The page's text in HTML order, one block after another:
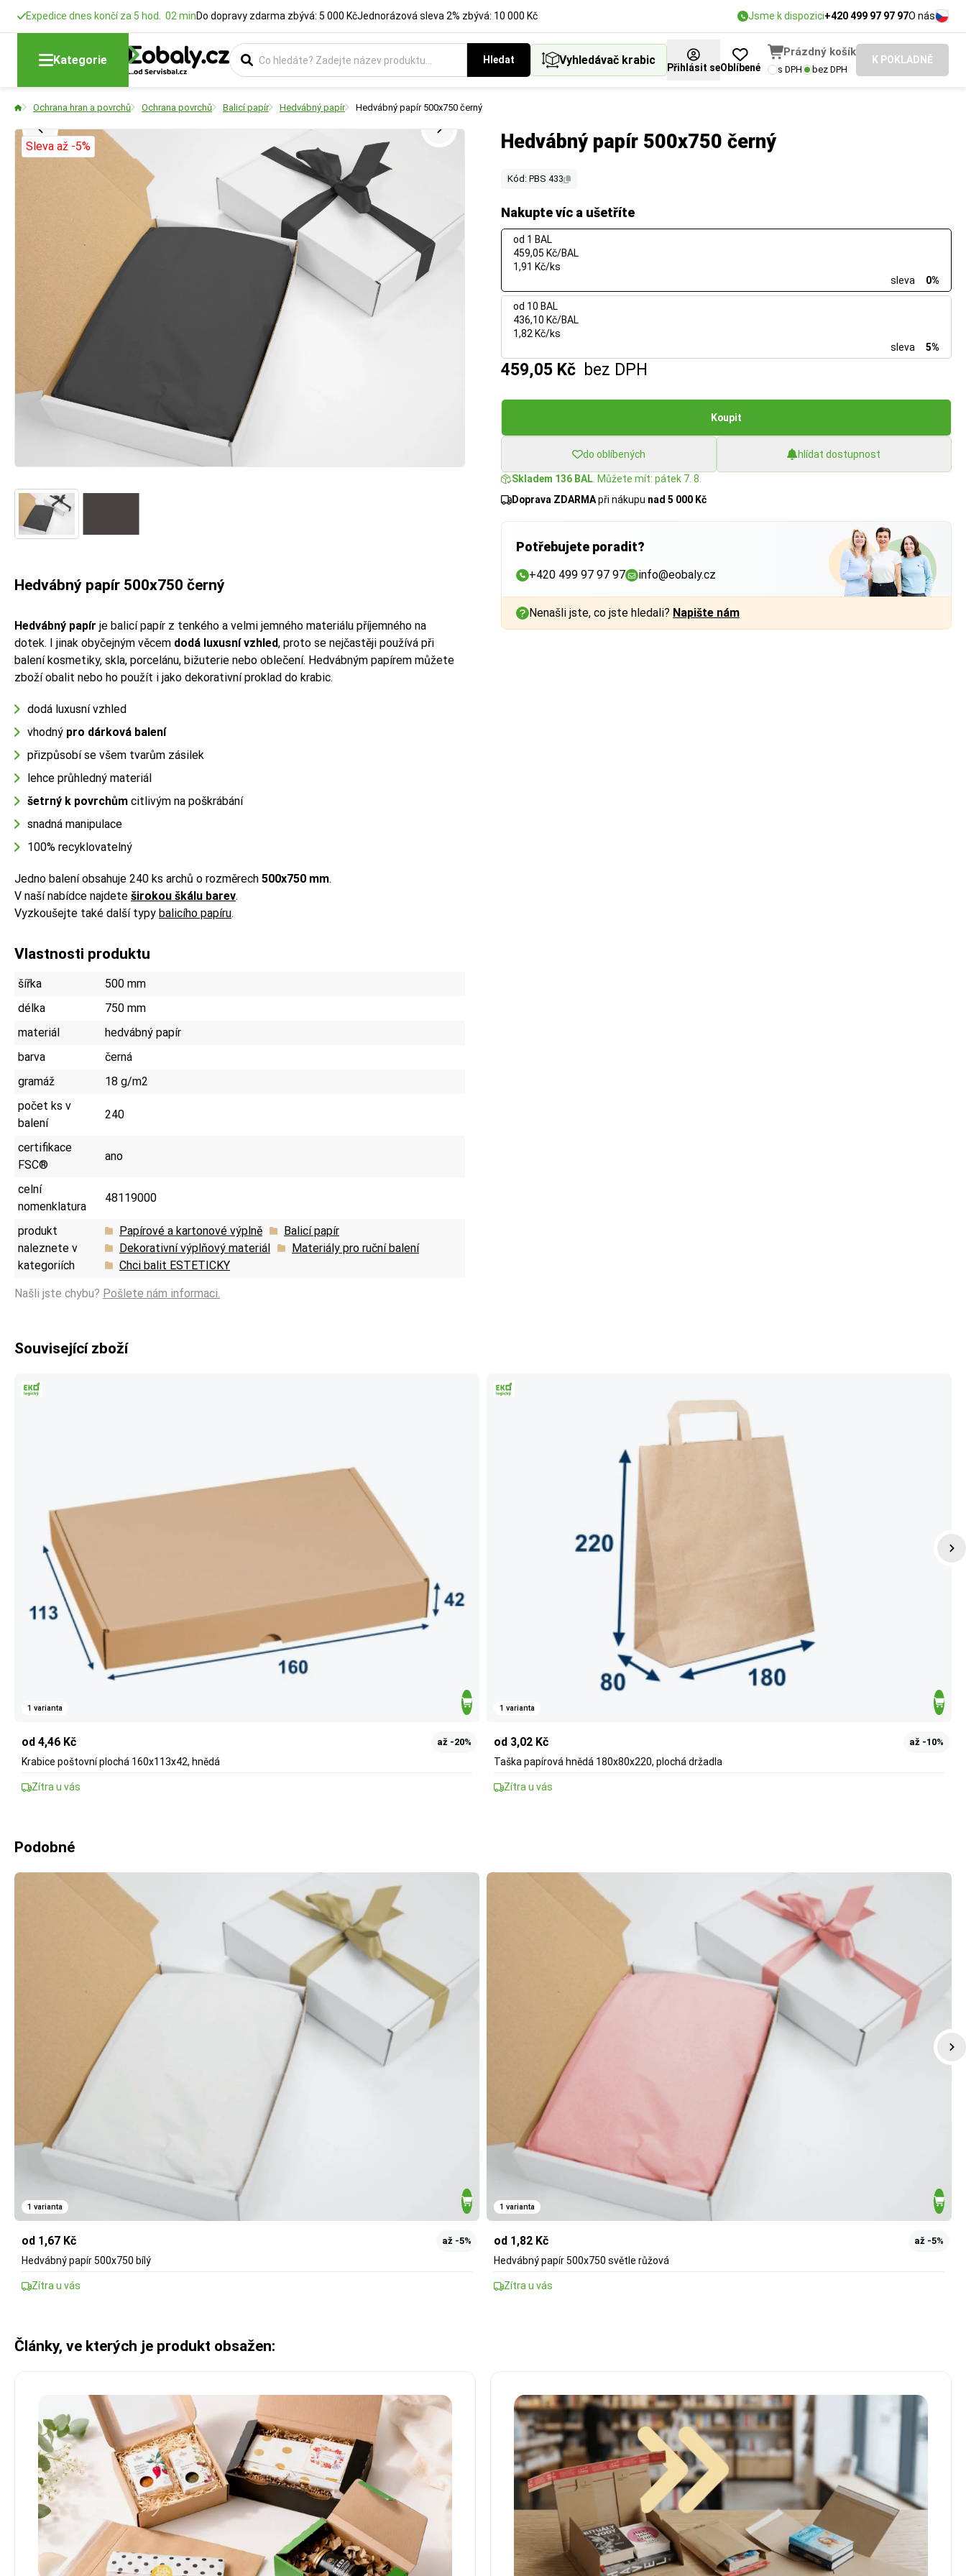
Expedice dnes končí za 5 hod. 02 minDo dopravy zdarma zbývá: 5 000 KčJednorázová sleva 2% zbývá: 10 000 Kč Jsme k dispozici+420 499 97 97 97O nás
Kategorie Hledat Vyhledávač krabic
Přihlásit seOblíbené
Prázdný košík
s DPH bez DPH
K POKLADNĚ
Ochrana hran a povrchů Ochrana povrchů Balicí papír Hedvábný papír Hedvábný papír 500x750 černý
Hedvábný papír 500x750 černý
Kód: PBS 433
Nakupte víc a ušetříte
od 1 BAL
459,05 Kč/BAL
1,91 Kč/ks
sleva
0%
od 10 BAL
436,10 Kč/BAL
1,82 Kč/ks
sleva
5%
459,05 Kč bez DPH
Koupit
do oblíbených hlídat dostupnost
Skladem 136 BAL . Můžete mít: pátek 7. 8.
Doprava ZDARMApři nákupu nad 5 000 Kč
Potřebujete poradit?
+420 499 97 97 97 info@eobaly.cz
Nenašli jste, co jste hledali? Napište nám
Sleva až -5%
Hedvábný papír 500x750 černý
Hedvábný papír je balicí papír z tenkého a velmi jemného materiálu příjemného na
dotek. I jinak obyčejným věcem dodá luxusní vzhled, proto se nejčastěji používá při
balení kosmetiky, skla, porcelánu, bižuterie nebo oblečení. Hedvábným papírem můžete
zboží obalit nebo ho použít i jako dekorativní proklad do krabic.
dodá luxusní vzhled
vhodný pro dárková balení
přizpůsobí se všem tvarům zásilek
lehce průhledný materiál
šetrný k povrchům citlivým na poškrábání
snadná manipulace
100% recyklovatelný
Jedno balení obsahuje 240 ks archů o rozměrech 500x750 mm.
V naší nabídce najdete širokou škálu barev.
Vyzkoušejte také další typy balicího papíru.
Vlastnosti produktu
šířka
500 mm
délka
750 mm
materiál
hedvábný papír
barva
černá
gramáž
18 g/m2
počet ks v
balení
240
certifikace
FSC®
ano
celní
nomenklatura
48119000
produkt
naleznete v
kategoriích
Papírové a kartonové výplně
Balicí papír
Dekorativní výplňový materiál
Materiály pro ruční balení
Chci balit ESTETICKY
Našli jste chybu? Pošlete nám informaci.
Související zboží
1 varianta
od 4,46 Kč až -20%
Krabice poštovní plochá 160x113x42, hnědá
Zítra u vás
1 varianta
od 3,02 Kč až -10%
Taška papírová hnědá 180x80x220, plochá držadla
Zítra u vás
Podobné
1 varianta
od 1,67 Kč až -5%
Hedvábný papír 500x750 bílý
Zítra u vás
1 varianta
od 1,82 Kč až -5%
Hedvábný papír 500x750 světle růžová
Zítra u vás
Články, ve kterých je produkt obsažen: